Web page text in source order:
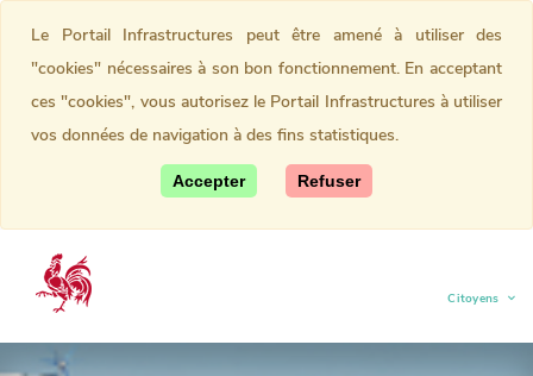
Citoyens
(current)
Le Portail Infrastructures peut être amené à utiliser des
"cookies" nécessaires à son bon fonctionnement. En acceptant
ces "cookies", vous autorisez le Portail Infrastructures à utiliser
vos données de navigation à des fins statistiques.
Accepter Refuser